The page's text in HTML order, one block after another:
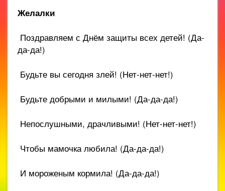
Желалки
Поздравляем с Днём защиты всех детей! (Да-
да-да!)
Будьте вы сегодня злей! (Нет-нет-нет!)
Будьте добрыми и милыми! (Да-да-да!)
Непослушными, драчливыми! (Нет-нет-нет!)
Чтобы мамочка любила! (Да-да-да!)
И мороженым кормила! (Да-да-да!)